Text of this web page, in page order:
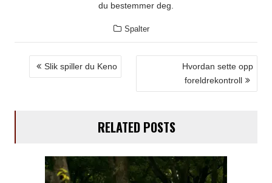
du bestemmer deg.
Spalter
INNLEGGSNAVIGASJON
Slik spiller du Keno
Hvordan sette opp
foreldrekontroll
RELATED POSTS